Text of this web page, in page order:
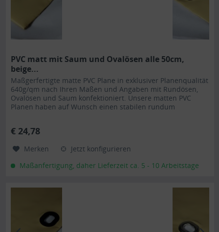
PVC matt mit Saum und Ovalösen alle 50cm,
beige...
Maßgerfertigte matte PVC Plane in exklusiver Planenqualität
640g/qm nach Ihren Maßen und Angaben mit Rundösen,
Ovalösen und Saum konfektioniert. Unsere matten PVC
Planen haben auf Wunsch einen stabilen rundum
verzinkten Ösen oder auf Wunsch auch mit Edelstahlösen...
€ 24,78
Merken
Jetzt konfigurieren
Maßanfertigung, daher Lieferzeit ca. 5 - 10 Arbeitstage